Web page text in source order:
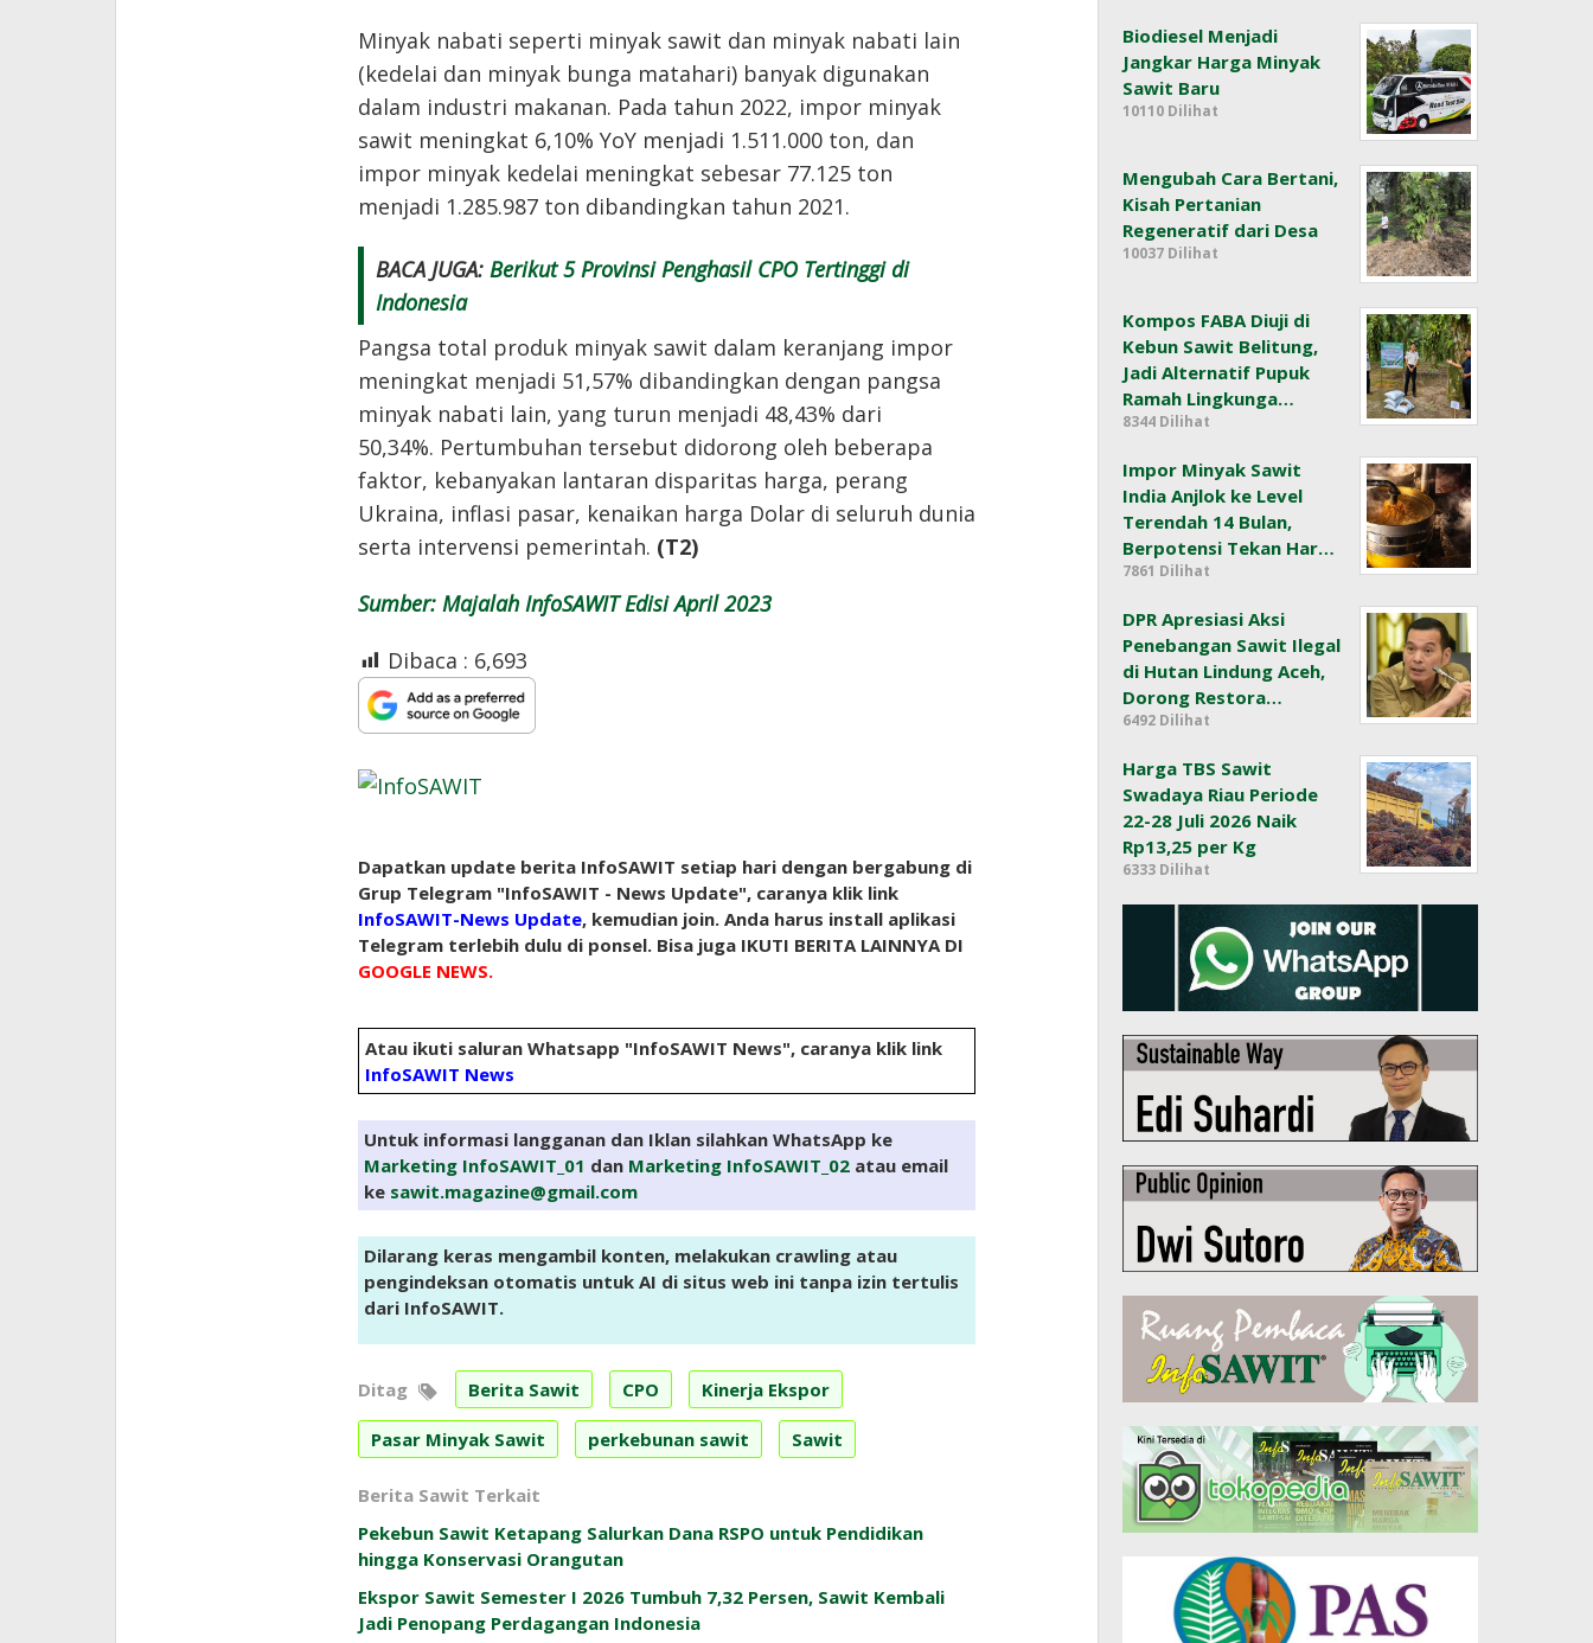
Minyak nabati seperti minyak sawit dan minyak nabati lain
(kedelai dan minyak bunga matahari) banyak digunakan
dalam industri makanan. Pada tahun 2022, impor minyak
sawit meningkat 6,10% YoY menjadi 1.511.000 ton, dan
impor minyak kedelai meningkat sebesar 77.125 ton
menjadi 1.285.987 ton dibandingkan tahun 2021.
BACA JUGA: Berikut 5 Provinsi Penghasil CPO Tertinggi di
Indonesia
Pangsa total produk minyak sawit dalam keranjang impor
meningkat menjadi 51,57% dibandingkan dengan pangsa
minyak nabati lain, yang turun menjadi 48,43% dari
50,34%. Pertumbuhan tersebut didorong oleh beberapa
faktor, kebanyakan lantaran disparitas harga, perang
Ukraina, inflasi pasar, kenaikan harga Dolar di seluruh dunia
serta intervensi pemerintah. (T2)
Sumber: Majalah InfoSAWIT Edisi April 2023
Dibaca : 6,693
Dapatkan update berita InfoSAWIT setiap hari dengan bergabung di
Grup Telegram "InfoSAWIT - News Update", caranya klik link
InfoSAWIT-News Update, kemudian join. Anda harus install aplikasi
Telegram terlebih dulu di ponsel. Bisa juga IKUTI BERITA LAINNYA DI
GOOGLE NEWS.
Atau ikuti saluran Whatsapp "InfoSAWIT News", caranya klik link
InfoSAWIT News
Untuk informasi langganan dan Iklan silahkan WhatsApp ke
Marketing InfoSAWIT_01 dan Marketing InfoSAWIT_02atau email
ke sawit.magazine@gmail.com
Dilarang keras mengambil konten, melakukan crawling atau
pengindeksan otomatis untuk AI di situs web ini tanpa izin tertulis
dari InfoSAWIT.
Ditag Berita Sawit CPO Kinerja Ekspor
Pasar Minyak Sawit perkebunan sawit Sawit
Berita Sawit Terkait
Pekebun Sawit Ketapang Salurkan Dana RSPO untuk Pendidikan
hingga Konservasi Orangutan
Ekspor Sawit Semester I 2026 Tumbuh 7,32 Persen, Sawit Kembali
Jadi Penopang Perdagangan Indonesia
Biodiesel Menjadi
Jangkar Harga Minyak
Sawit Baru
10110 Dilihat
Mengubah Cara Bertani,
Kisah Pertanian
Regeneratif dari Desa
10037 Dilihat
Kompos FABA Diuji di
Kebun Sawit Belitung,
Jadi Alternatif Pupuk
Ramah Lingkunga…
8344 Dilihat
Impor Minyak Sawit
India Anjlok ke Level
Terendah 14 Bulan,
Berpotensi Tekan Har…
7861 Dilihat
DPR Apresiasi Aksi
Penebangan Sawit Ilegal
di Hutan Lindung Aceh,
Dorong Restora…
6492 Dilihat
Harga TBS Sawit
Swadaya Riau Periode
22-28 Juli 2026 Naik
Rp13,25 per Kg
6333 Dilihat